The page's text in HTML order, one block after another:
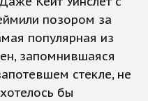
позором за
популярная из
запомнившаяся
стекле, не
бы